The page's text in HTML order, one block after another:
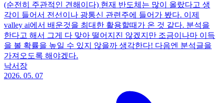
(순전히 주관적인 견해이다) 현재 반도체는 많이 올랐다고 생
각이 들어서 전선이나 광통신 관련주에 들어가 봤다. 이제
valley ai에서 배운것을 최대한 활용할때가 온 것 같다. 분석을
한다고 해서 그게 다 맞아 떨어지진 않겠지만 조금이나마 이득
을 볼 확률을 높일 수 있지 않을까 생각한다! 다음엔 분석글을
가져오도록 해야겠다.
낙서장
2026. 05. 07